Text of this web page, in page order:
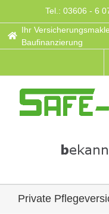
Inhalt
springen
Tel.: 03606 - 6
Ihr
Baufinanzierung
Private